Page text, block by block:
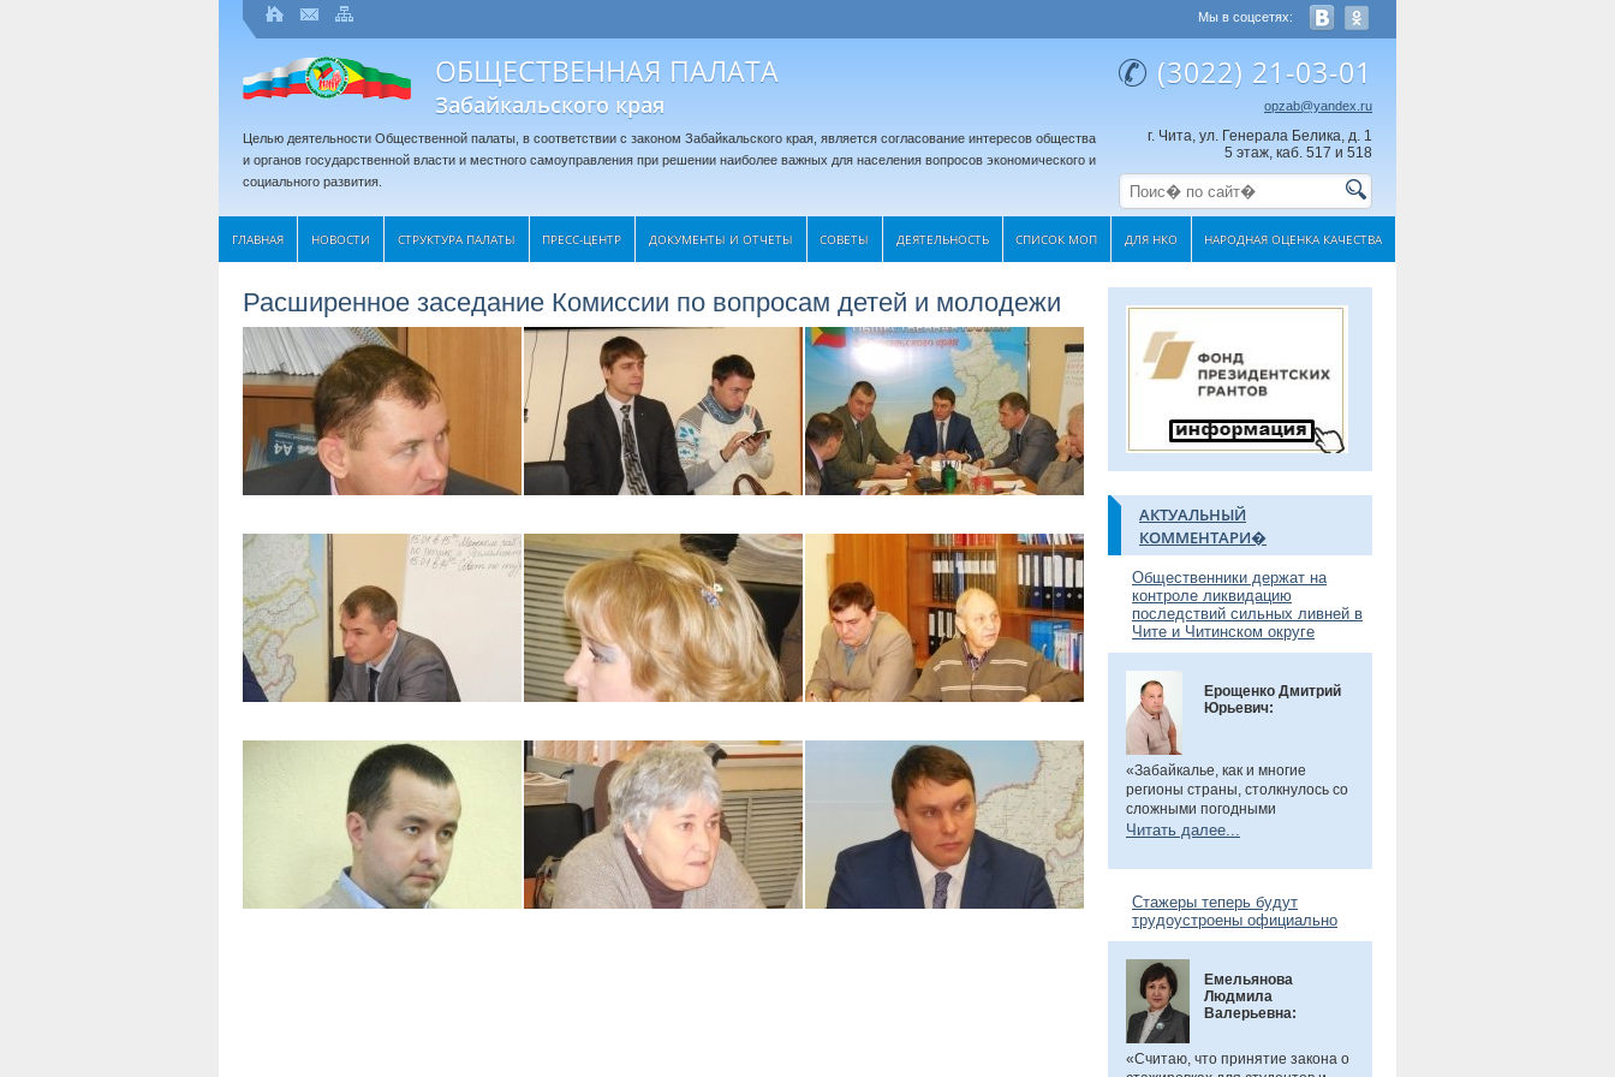
Мы в соцсетях:
ОБЩЕСТВЕННАЯ ПАЛАТА
Забайкальского края
Целью деятельности Общественной палаты, в соответствии с законом Забайкальского края, является согласование интересов общества
и органов государственной власти и местного самоуправления при решении наиболее важных для населения вопросов экономического и
социального развития.
(3022) 21-03-01
opzab@yandex.ru
г. Чита, ул. Генерала Белика, д. 1
5 этаж, каб. 517 и 518
ГЛАВНАЯ НОВОСТИ СТРУКТУРА ПАЛАТЫ ПРЕСС-ЦЕНТР ДОКУМЕНТЫ И ОТЧЕТЫ CОВЕТЫ ДЕЯТЕЛЬНОСТЬ СПИСОК МОП ДЛЯ НКО НАРОДНАЯ ОЦЕНКА КАЧЕСТВА
Расширенное заседание Комиссии по вопросам детей и молодежи
АКТУАЛЬНЫЙ
КОММЕНТАРИ�
Общественники держат на
контроле ликвидацию
последствий сильных ливней в
Чите и Читинском округе
Ерощенко Дмитрий
Юрьевич:
«Забайкалье, как и многие
регионы страны, столкнулось со
сложными погодными
условиями. Но благодаря ранее
рек во многих местах удалось
Танха и Курчина наблюдается
даже небольшой спад уровня
воды. В частности, в селе Танха
Читинского округа, в котором мы
былив прошлом году, жители
претензий не имеют. Есть
сложности в поселке
Биофабрика. Там подтоплены
приусадебные участки.
Читать далее...
Стажеры теперь будут
трудоустроены официально
Емельянова
Людмила
Валерьевна:
«Считаю, что принятие закона о